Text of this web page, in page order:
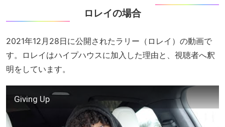
ロレイの場合
2021年12月28日に公開されたラリー（ロレイ）の動画で
す。ロレイはハイプハウスに加入した理由と、視聴者へ釈
明をしています。
Giving Up